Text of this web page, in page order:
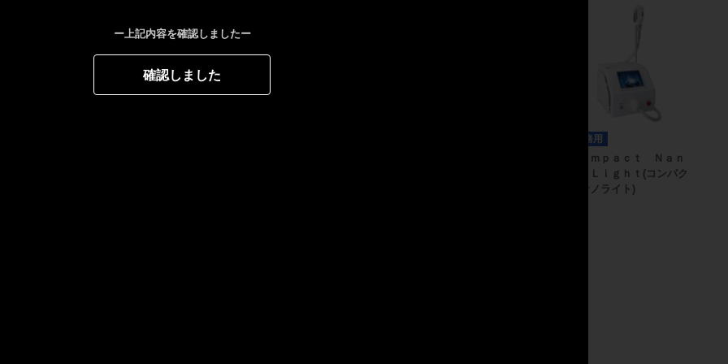
業務用
Ｃｏｍｐａｃｔ Ｎａｎ
ｏ Ｌｉｇｈｔ(コンパク
トナノライト)
ー上記内容を確認しましたー
確認しました